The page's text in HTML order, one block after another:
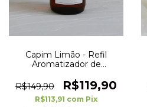
Capim Limão - Refil
Aromatizador de
R$149,90
R$119,90
R$113,91 com Pix